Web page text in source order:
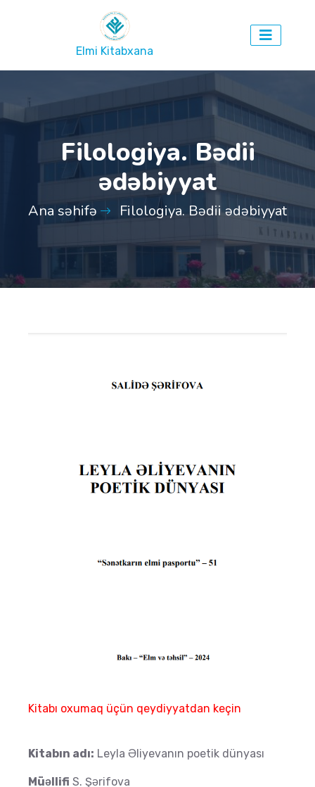
Elmi Kitabxana
Filologiya. Bədii
ədəbiyyat
Ana səhifə Filologiya. Bədii ədəbiyyat
Kitabı oxumaq üçün qeydiyyatdan keçin
Kitabın adı: Leyla Əliyevanın poetik dünyası
Müəllifi S. Şərifova